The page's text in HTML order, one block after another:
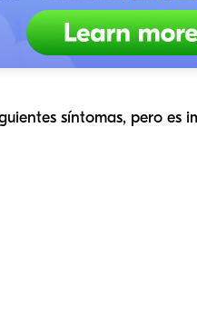
síntomas, pero es